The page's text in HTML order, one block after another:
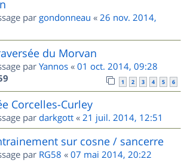
par gondonneau « 26 nov. 2014,
du Morvan
par Yannos « 01 oct. 2014, 09:28
1 2 3 4 5 6
Corcelles-Curley
par darkgott « 21 juil. 2014, 12:51
sur cosne / sancerre
par RG58 « 07 mai 2014, 20:22